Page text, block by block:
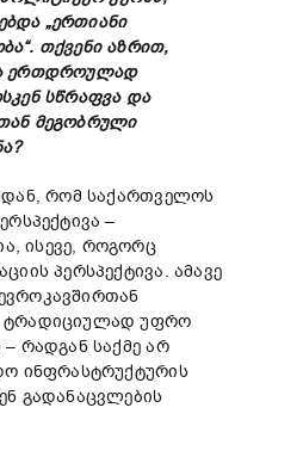
„ერთიანი
თქვენი აზრით,
ერთდროულად
სწრაფვა და
მეგობრული
რომ საქართველოს
–
ისევე, როგორც
პერსპექტივა. ამავე
ტრადიციულად უფრო
რადგან საქმე არ
ინფრასტრუქტურის
გადანაცვლების